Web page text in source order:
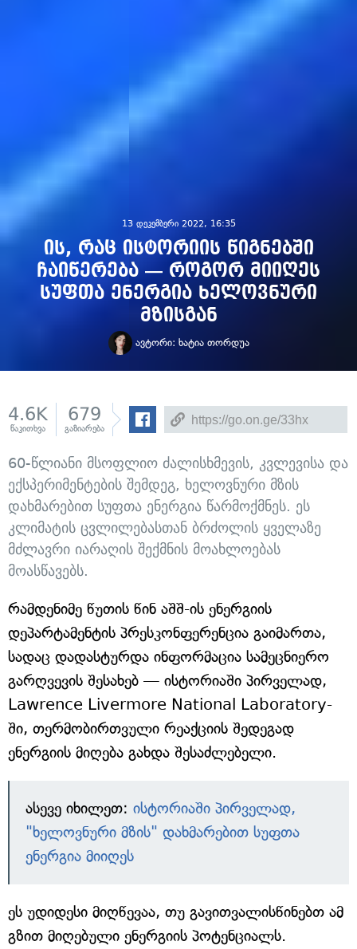
13 დეკემბერი 2022, 16:35
ის, რაც ისტორიის წიგნებში
ჩაიწერება — როგორ მიიღეს
სუფთა ენერგია ხელოვნური
მზისგან
ავტორი: ხატია თორდუა
4.6K
წაკითხვა
679
გაზიარება
60-წლიანი მსოფლიო ძალისხმევის, კვლევისა და
ექსპერიმენტების შემდეგ, ხელოვნური მზის
დახმარებით სუფთა ენერგია წარმოქმნეს. ეს
კლიმატის ცვლილებასთან ბრძოლის ყველაზე
მძლავრი იარაღის შექმნის მოახლოებას
მოასწავებს.
რამდენიმე წუთის წინ აშშ-ის ენერგიის
დეპარტამენტის პრესკონფერენცია გაიმართა,
სადაც დადასტურდა ინფორმაცია სამეცნიერო
გარღვევის შესახებ — ისტორიაში პირველად,
Lawrence Livermore National Laboratory-
ში, თერმობირთვული რეაქციის შედეგად
ენერგიის მიღება გახდა შესაძლებელი.
ასევე იხილეთ: ისტორიაში პირველად,
"ხელოვნური მზის" დახმარებით სუფთა
ენერგია მიიღეს
ეს უდიდესი მიღწევაა, თუ გავითვალისწინებთ ამ
გზით მიღებული ენერგიის პოტენციალს.